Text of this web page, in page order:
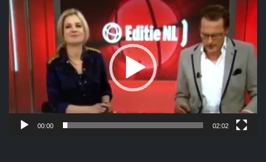
Videospeler
00:00 02:02